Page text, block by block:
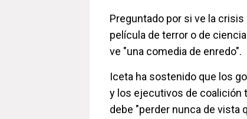
Preguntado por si ve la
película de terror o de
ve "una comedia de enredo".
Iceta ha sostenido que los
y los ejecutivos de coalición
debe "perder nunca de vista